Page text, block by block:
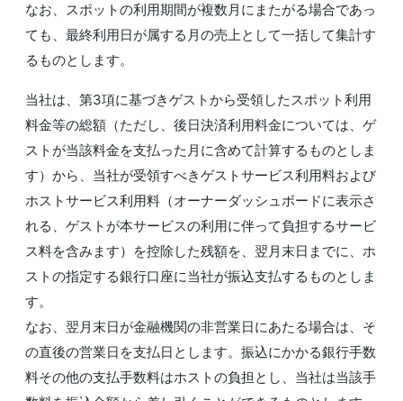
なお、スポットの利用期間が複数月にまたがる場合であっ
ても、最終利用日が属する月の売上として一括して集計す
るものとします。
当社は、第3項に基づきゲストから受領したスポット利用
料金等の総額（ただし、後日決済利用料金については、ゲ
ストが当該料金を支払った月に含めて計算するものとしま
す）から、当社が受領すべきゲストサービス利用料および
ホストサービス利用料（オーナーダッシュボードに表示さ
れる、ゲストが本サービスの利用に伴って負担するサービ
ス料を含みます）を控除した残額を、翌月末日までに、ホ
ストの指定する銀行口座に当社が振込支払するものとしま
す。
なお、翌月末日が金融機関の非営業日にあたる場合は、そ
の直後の営業日を支払日とします。振込にかかる銀行手数
料その他の支払手数料はホストの負担とし、当社は当該手